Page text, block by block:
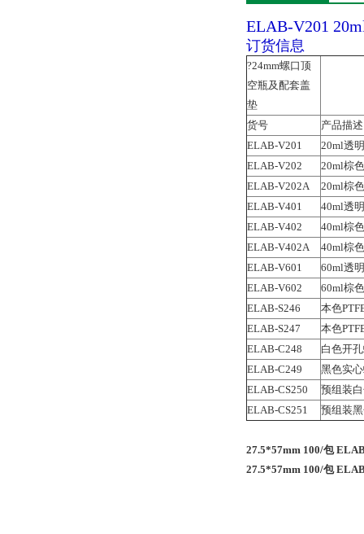
ELAB-V201
订货信息
?24mm螺口顶
空瓶及配套盖
垫
货号
产品描述
ELAB-V201
20ml透
ELAB-V202
20ml棕
ELAB-V202A
20ml棕
ELAB-V401
40ml透
ELAB-V402
40ml棕
ELAB-V402A
40ml棕
ELAB-V601
60ml透
ELAB-V602
60ml棕
ELAB-S246
本色
ELAB-S247
本色
ELAB-C248
白色开
ELAB-C249
黑色实
ELAB-CS250
预组装
ELAB-CS251
预组装
27.5*57mm 100/包
27.5*57mm 100/包